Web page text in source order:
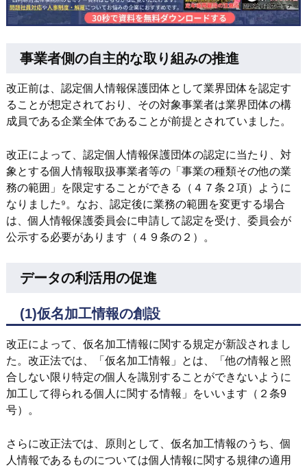
事業者側の自主的な取り組みの推進
改正前は、認定個人情報保護団体として業界団体を認定す
ることが想定されており、その対象事業者は業界団体の構
成員である企業全体であることが前提とされていました。
改正によって、認定個人情報保護団体の認定に当たり、対
象とする個人情報取扱事業者等の「事業の種類その他の業
務の範囲」を限定することができる（４７条２項）ように
なりました⁹。なお、認定後に業務の範囲を変更する場合
は、個人情報保護委員会に申請して認定を受け、委員会が
公示する必要があります（４９条の２）。
データの利活用の促進
(1)仮名加工情報の創設
改正によって、仮名加工情報に関する規定が新設されまし
た。改正法では、「仮名加工情報」とは、「他の情報と照
合しない限り特定の個人を識別することができないように
加工して得られる個人に関する情報」をいいます（２条9
号）。
さらに改正法では、原則として、仮名加工情報のうち、個
人情報であるものについては個人情報に関する規律の適用